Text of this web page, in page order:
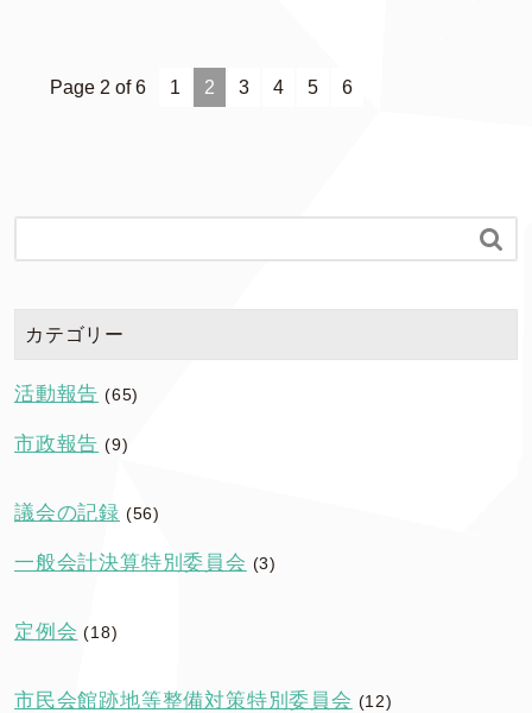
Page 2 of 6 1 2 3 4 5 6

カテゴリー
活動報告 (65)
市政報告 (9)
議会の記録 (56)
一般会計決算特別委員会 (3)
定例会 (18)
市民会館跡地等整備対策特別委員会 (12)